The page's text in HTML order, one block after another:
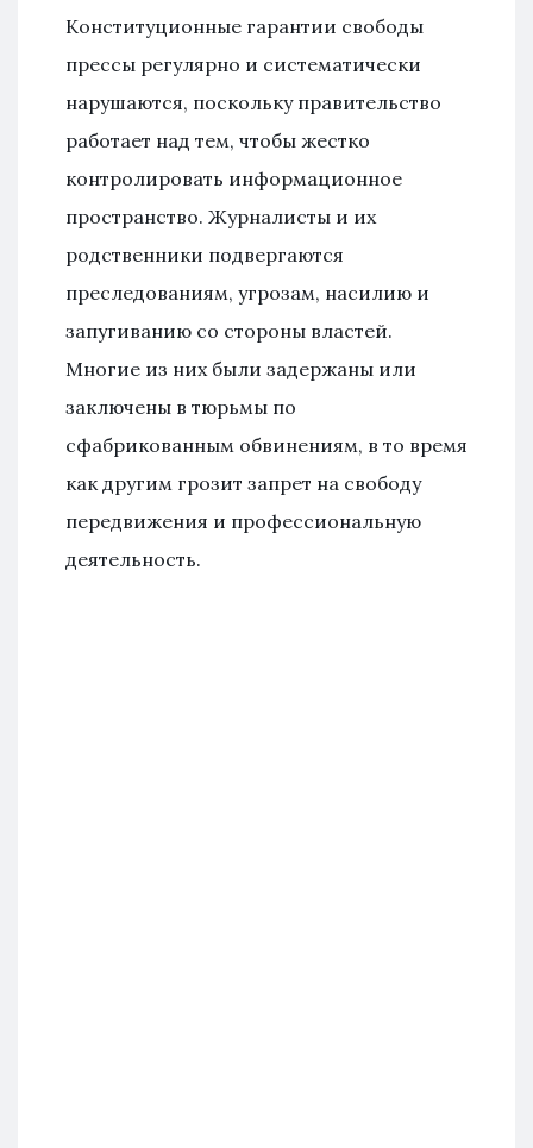
Конституционные гарантии свободы
прессы регулярно и систематически
нарушаются, поскольку правительство
работает над тем, чтобы жестко
контролировать информационное
пространство. Журналисты и их
родственники подвергаются
преследованиям, угрозам, насилию и
запугиванию со стороны властей.
Многие из них были задержаны или
заключены в тюрьмы по
сфабрикованным обвинениям, в то время
как другим грозит запрет на свободу
передвижения и профессиональную
деятельность.